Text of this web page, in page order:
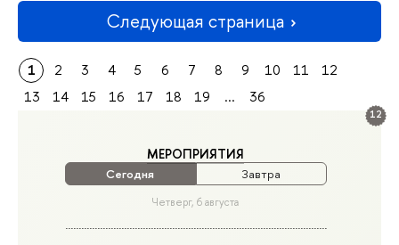
12
МЕРОПРИЯТИЯ
Сегодня Завтра
Четверг, 6 августа
Следующая страница
1 2 3 4 5 6 7 8 9 10 11
12
13
14 15 16 17 18 19 ... 36